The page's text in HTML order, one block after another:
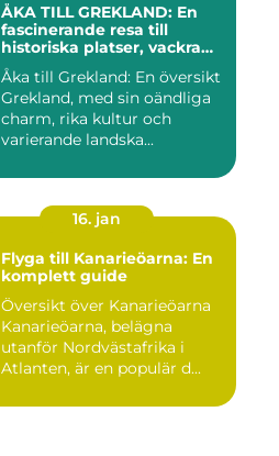
ÅKA TILL GREKLAND: En
fascinerande resa till
historiska platser, vackra
stränder och lockande
kulturer
Åka till Grekland: En översikt
Grekland, med sin oändliga
charm, rika kultur och
varierande landska...
16. jan
Flyga till Kanarieöarna: En
komplett guide
Översikt över Kanarieöarna
Kanarieöarna, belägna
utanför Nordvästafrika i
Atlanten, är en populär d...